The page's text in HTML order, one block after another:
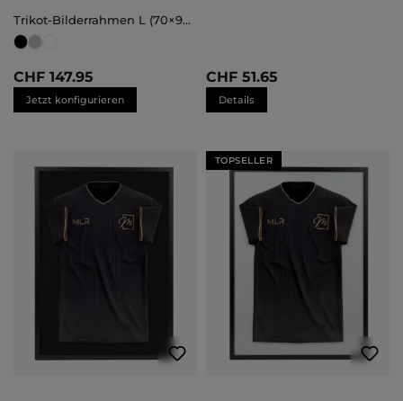
Trikot-Bilderrahmen L (70×90
cm – Bestseller)
CHF 147.95
Jetzt konfigurieren
CHF 51.65
Details
TOPSELLER